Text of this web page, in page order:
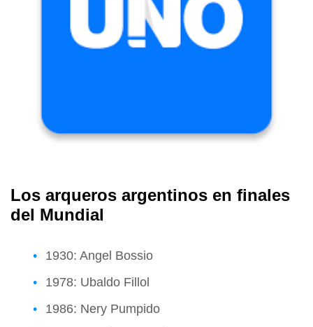
Los arqueros argentinos en finales
del Mundial
1930: Angel Bossio
1978: Ubaldo Fillol
1986: Nery Pumpido